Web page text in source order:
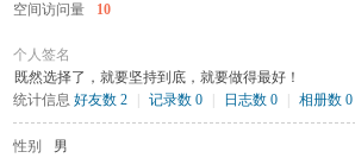
空间访问量
10
个人签名
既然选择了，就要坚持到底，就要做得最好！
统计信息 好友数 2 记录数 0 日志数 0 相册数 0
性别 男